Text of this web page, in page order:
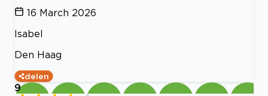
16 March 2026
Isabel
Den Haag
delen
9